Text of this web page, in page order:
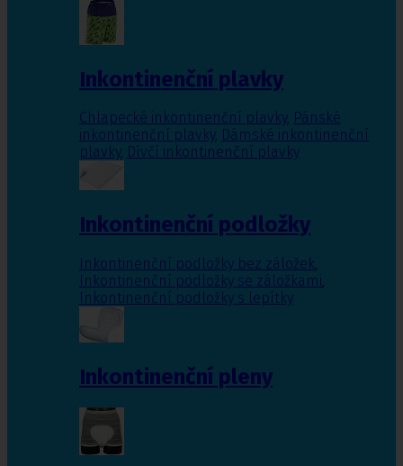
Inkontinenční plavky
Chlapecké inkontinenční plavky, Pánské
inkontinenční plavky, Dámské inkontinenční
plavky, Dívčí inkontinenční plavky
Inkontinenční podložky
Inkontinenční podložky bez záložek,
Inkontinenční podložky se záložkami,
Inkontinenční podložky s lepítky
Inkontinenční pleny